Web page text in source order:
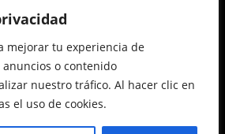
mejorar tu experiencia de
o contenido
nuestro tráfico. Al hacer clic en
el uso de cookies.
Todos los derechos